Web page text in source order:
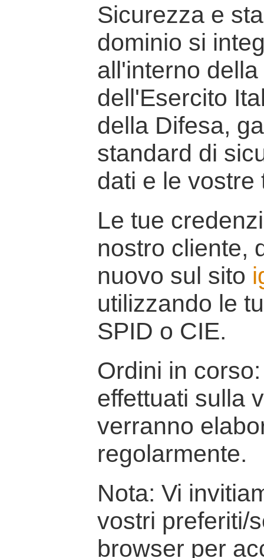
Sicurezza e
dominio si
all'interno
dell'Esercito
della Difesa,
standard di
dati e le vostre
Le tue
nostro cliente,
nuovo sul sito
utilizzando le
SPID o CIE.
Ordini in
effettuati sulla
verranno
regolarmente.
Nota: Vi
vostri preferiti/
browser per